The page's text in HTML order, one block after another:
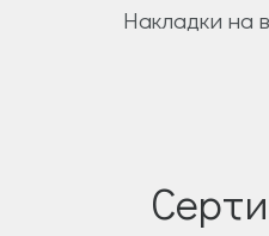
Накладки на